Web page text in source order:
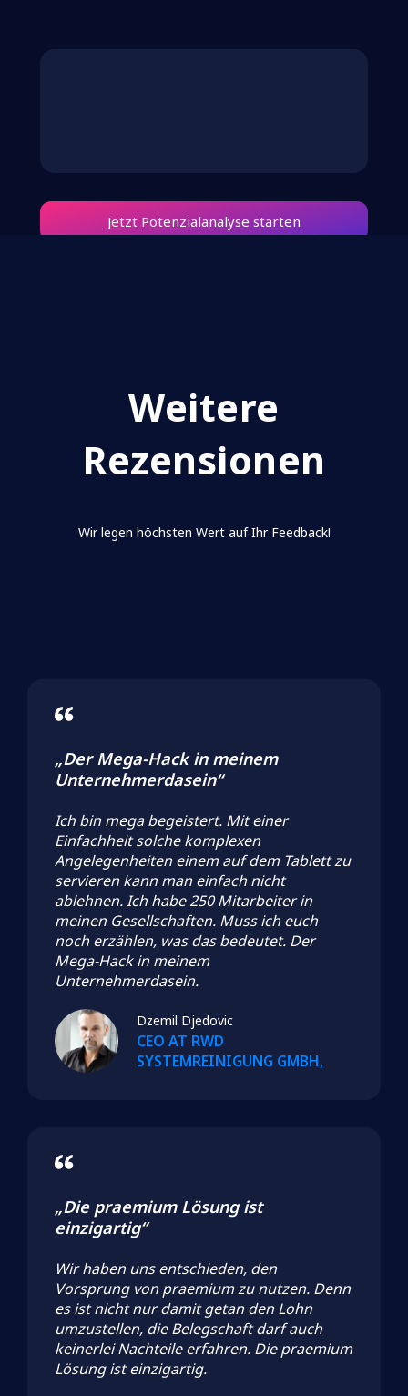
Jetzt Potenzialanalyse starten
Weitere
Rezensionen
Wir legen höchsten Wert auf Ihr Feedback!
„Der Mega-Hack in meinem
Unternehmerdasein“
Ich bin mega begeistert. Mit einer
Einfachheit solche komplexen
Angelegenheiten einem auf dem Tablett zu
servieren kann man einfach nicht
ablehnen. Ich habe 250 Mitarbeiter in
meinen Gesellschaften. Muss ich euch
noch erzählen, was das bedeutet. Der
Mega-Hack in meinem
Unternehmerdasein.
Dzemil Djedovic
CEO AT RWD
SYSTEMREINIGUNG GMBH,
„Die praemium Lösung ist
einzigartig“
Wir haben uns entschieden, den
Vorsprung von praemium zu nutzen. Denn
es ist nicht nur damit getan den Lohn
umzustellen, die Belegschaft darf auch
keinerlei Nachteile erfahren. Die praemium
Lösung ist einzigartig.